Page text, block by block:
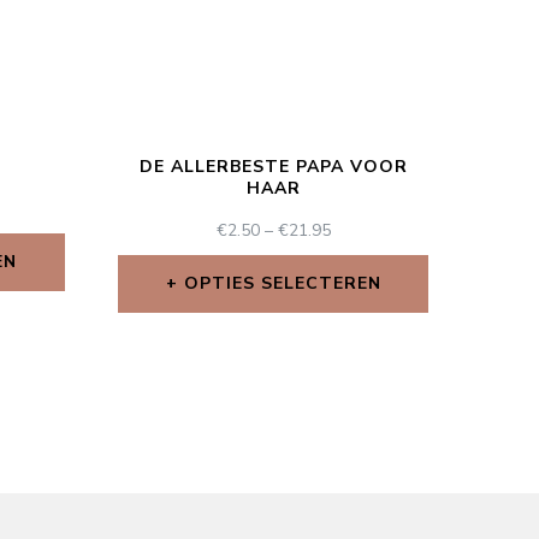
DE ALLERBESTE PAPA VOOR
HAAR
€2.50– €21.95
OPTIES SELECTEREN